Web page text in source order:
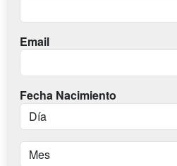
Email
Fecha Nacimiento